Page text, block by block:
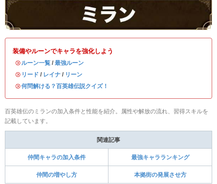
装備やルーンでキャラを強化しよう
・ ルーン一覧 / 最強ルーン
・ リード / レイナ / リーン
・何問解ける？百英雄伝説クイズ！
百英雄伝のミランの加入条件と性能を紹介。属性や解放の流れ、習得スキルを
記載しています。
関連記事
仲間キャラの加入条件 最強キャラランキング
仲間の増やし方 本拠街の発展させ方